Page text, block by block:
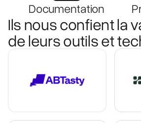
Documentation
Ils nous confient la
de leurs outils et